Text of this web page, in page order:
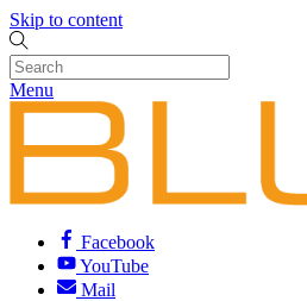
Skip to content
Menu
Facebook
YouTube
Mail